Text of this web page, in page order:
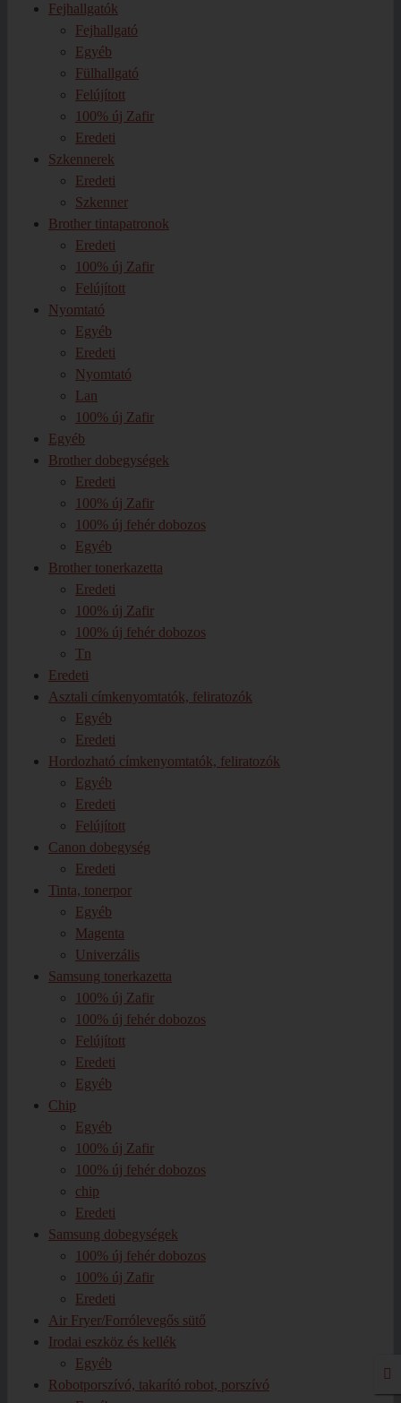
Fejhallgatók
Fejhallgató
Egyéb
Fülhallgató
Felújított
100% új Zafir
Eredeti
Szkennerek
Eredeti
Szkenner
Brother tintapatronok
Eredeti
100% új Zafir
Felújított
Nyomtató
Egyéb
Eredeti
Nyomtató
Lan
100% új Zafir
Egyéb
Brother dobegységek
Eredeti
100% új Zafir
100% új fehér dobozos
Egyéb
Brother tonerkazetta
Eredeti
100% új Zafir
100% új fehér dobozos
Tn
Eredeti
Asztali címkenyomtatók, feliratozók
Egyéb
Eredeti
Hordozható címkenyomtatók, feliratozók
Egyéb
Eredeti
Felújított
Canon dobegység
Eredeti
Tinta, tonerpor
Egyéb
Magenta
Univerzális
Samsung tonerkazetta
100% új Zafir
100% új fehér dobozos
Felújított
Eredeti
Egyéb
Chip
Egyéb
100% új Zafir
100% új fehér dobozos
chip
Eredeti
Samsung dobegységek
100% új fehér dobozos
100% új Zafir
Eredeti
Air Fryer/Forrólevegős sütő
Irodai eszköz és kellék
Egyéb
Robotporszívó, takarító robot, porszívó